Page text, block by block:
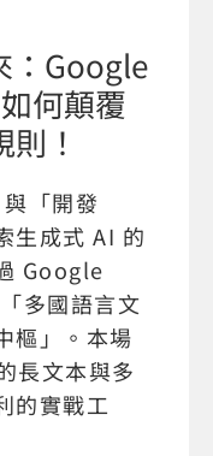
：Google
何顛覆
！
「開發
生成式 AI 的
Google
多國語言文
樞」。本場
長文本與多
的實戰工